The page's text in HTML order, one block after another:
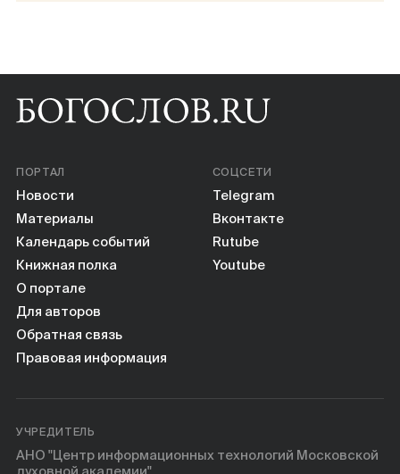
ПОРТАЛ
Новости
Материалы
Календарь событий
Книжная полка
О портале
Для авторов
Обратная связь
Правовая информация
СОЦСЕТИ
Telegram
Вконтакте
Rutube
Youtube
УЧРЕДИТЕЛЬ
АНО "Центр информационных технологий Московской
духовной академии"